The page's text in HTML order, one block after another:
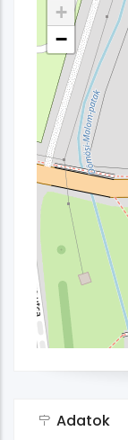
+
−
Adatok